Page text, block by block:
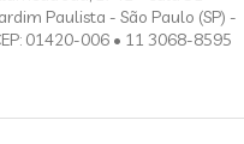
Paulista - São Paulo (SP) -
01420-006 • 11 3068-8595